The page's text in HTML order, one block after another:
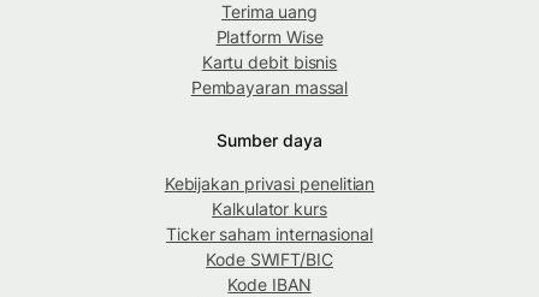
Terima uang
Platform Wise
Kartu debit bisnis
Pembayaran massal
Sumber daya
Kebijakan privasi penelitian
Kalkulator kurs
Ticker saham internasional
Kode SWIFT/BIC
Kode IBAN